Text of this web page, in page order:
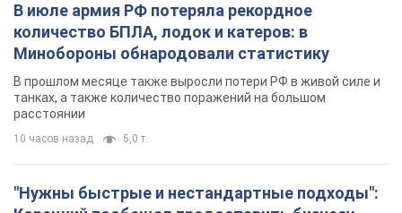
В июле армия РФ потеряла рекордное
количество БПЛА, лодок и катеров: в
Минобороны обнародовали статистику
В прошлом месяце также выросли потери РФ в живой силе и
танках, а также количество поражений на большом
расстоянии
10 часов назад 5,0 т.
"Нужны быстрые и нестандартные подходы":